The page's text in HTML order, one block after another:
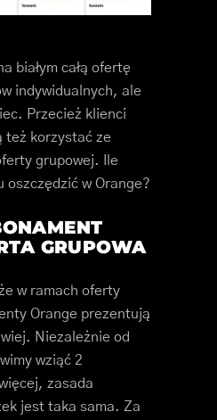
białym całą ofertę
indywidualnych, ale
Przecież klienci
też korzystać ze
grupowej. Ile
oszczędzić w Orange?
GRUPOWA
w ramach oferty
Orange prezentują
Niezależnie od
wziąć 2
zasada
jest taka sama. Za